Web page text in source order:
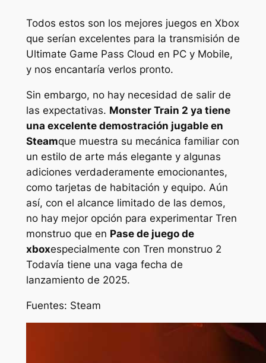
Todos estos son los mejores juegos en Xbox
que serían excelentes para la transmisión de
Ultimate Game Pass Cloud en PC y Mobile,
y nos encantaría verlos pronto.
Sin embargo, no hay necesidad de salir de
las expectativas. Monster Train 2 ya tiene
una excelente demostración jugable en
Steamque muestra su mecánica familiar con
un estilo de arte más elegante y algunas
adiciones verdaderamente emocionantes,
como tarjetas de habitación y equipo. Aún
así, con el alcance limitado de las demos,
no hay mejor opción para experimentar Tren
monstruoque en Pase de juego de
xboxespecialmente con Tren monstruo 2
Todavía tiene una vaga fecha de
lanzamiento de 2025.
Fuentes: Steam